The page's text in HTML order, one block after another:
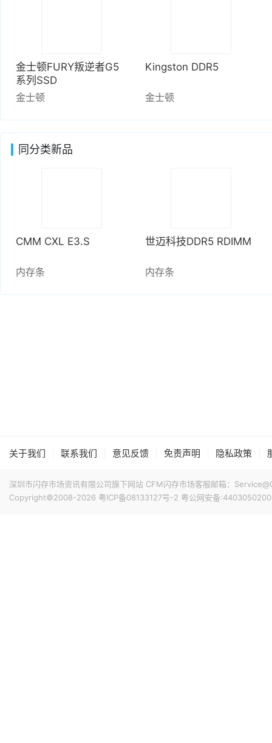
金士顿FURY叛逆者G5
系列SSD
金士顿
Kingston DDR5
金士顿
同分类新品
CMM CXL E3.S
内存条
世迈科技DDR5 RDIMM
内存条
关于我们 联系我们 意见反馈 免责声明 隐私政策
深圳市闪存市场资讯有限公司旗下网站 CFM闪存市场客服邮箱：
Copyright©2008-2026 粤ICP备08133127号-2 粤公网安备